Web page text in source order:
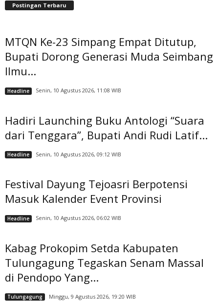
Postingan Terbaru
MTQN Ke-23 Simpang Empat Ditutup,
Bupati Dorong Generasi Muda Seimbang
Ilmu...
Headline Senin, 10 Agustus 2026, 11:08 WIB
Hadiri Launching Buku Antologi “Suara
dari Tenggara”, Bupati Andi Rudi Latif...
Headline Senin, 10 Agustus 2026, 09:12 WIB
Festival Dayung Tejoasri Berpotensi
Masuk Kalender Event Provinsi
Headline Senin, 10 Agustus 2026, 06:02 WIB
Kabag Prokopim Setda Kabupaten
Tulungagung Tegaskan Senam Massal
di Pendopo Yang...
Tulungagung Minggu, 9 Agustus 2026, 19:20 WIB